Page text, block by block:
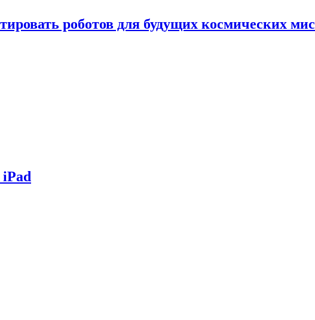
роботов для будущих космических